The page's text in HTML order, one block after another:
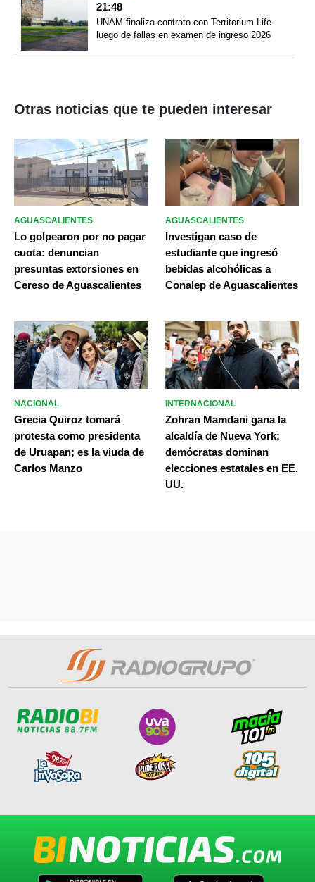
21:48
UNAM finaliza contrato con Territorium Life
luego de fallas en examen de ingreso 2026
Otras noticias que te pueden interesar
AGUASCALIENTES
Lo golpearon por no pagar
cuota: denuncian
presuntas extorsiones en
Cereso de Aguascalientes
AGUASCALIENTES
Investigan caso de
estudiante que ingresó
bebidas alcohólicas a
Conalep de Aguascalientes
NACIONAL
Grecia Quiroz tomará
protesta como presidenta
de Uruapan; es la viuda de
Carlos Manzo
INTERNACIONAL
Zohran Mamdani gana la
alcaldía de Nueva York;
demócratas dominan
elecciones estatales en EE.
UU.